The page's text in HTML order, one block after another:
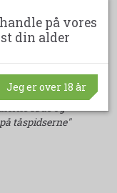
gådefuld? Selv
Svaret er ja. Tag nu
tidløs barolo skabt i
velartikuleret,
muldet parfume og
søde og
tåspidserne"
på vores
din alder
Jeg er over 18 år